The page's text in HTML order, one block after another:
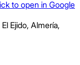
Ejido, Almería,